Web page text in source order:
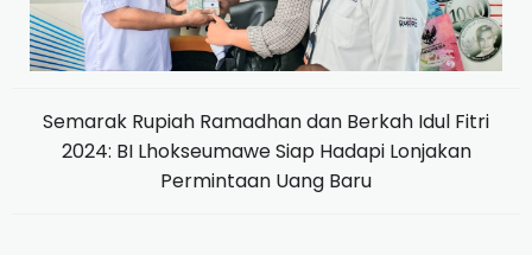
Semarak Rupiah Ramadhan dan Berkah Idul Fitri
2024: BI Lhokseumawe Siap Hadapi Lonjakan
Permintaan Uang Baru